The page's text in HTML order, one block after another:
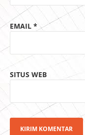
EMAIL *
SITUS WEB